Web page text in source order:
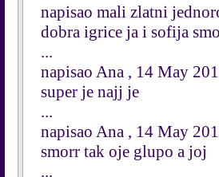
napisao mali zlatni
dobra igrice ja i sofija
...
napisao Ana , 14 May
super je najj je
...
napisao Ana , 14 May
smorr tak oje glupo a joj
...